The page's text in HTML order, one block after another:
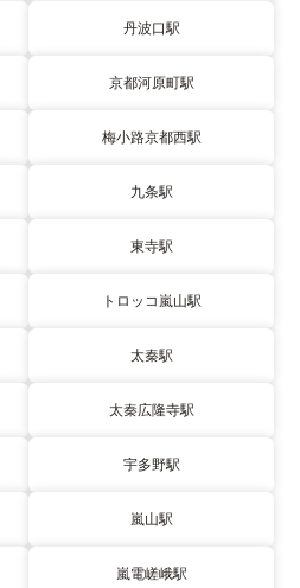
丹波口駅
京都河原町駅
梅小路京都西駅
九条駅
東寺駅
トロッコ嵐山駅
太秦駅
太秦広隆寺駅
宇多野駅
嵐山駅
嵐電嵯峨駅